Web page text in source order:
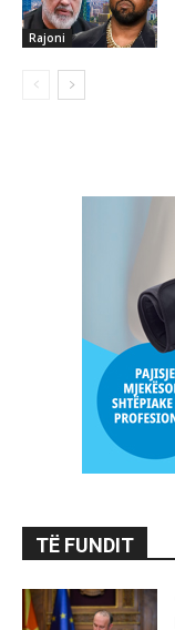
Rajoni
TË FUNDIT